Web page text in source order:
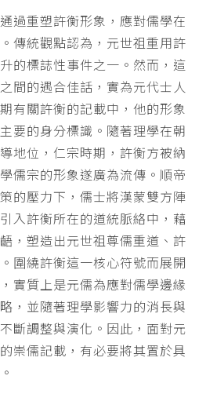
過重塑許衡形象，應對儒學在
傳統觀點認為，元世祖重用許
的標誌性事件之一。然而，這
間的遇合佳話，實為元代士人
有關許衡的記載中，他的形象
要的身分標識。隨著理學在朝
地位，仁宗時期，許衡方被納
儒宗的形象遂廣為流傳。順帝
的壓力下，儒士將漢蒙雙方陣
入許衡所在的道統脈絡中，藉
，塑造出元世祖尊儒重道、許
圍繞許衡這一核心符號而展開
實質上是元儒為應對儒學邊緣
，並隨著理學影響力的消長與
斷調整與演化。因此，面對元
崇儒記載，有必要將其置於具